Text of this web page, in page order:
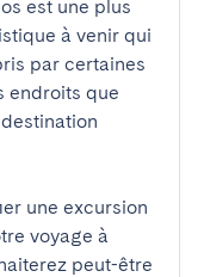
est une plus
à venir qui
par certaines
endroits que
une excursion
voyage à
peut-être